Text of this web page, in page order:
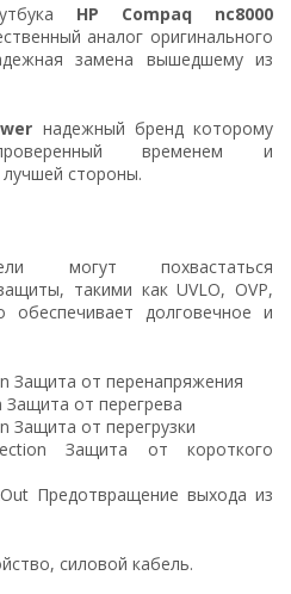
HP Compaq nc8000
аналог оригинального
замена вышедшему из
надежный бренд которому
временем и
стороны.
могут похвастаться
такими как UVLO, OVP,
долговечное и
Защита от перенапряжения
от перегрева
Защита от перегрузки
Защита от короткого
Предотвращение выхода из
силовой кабель.